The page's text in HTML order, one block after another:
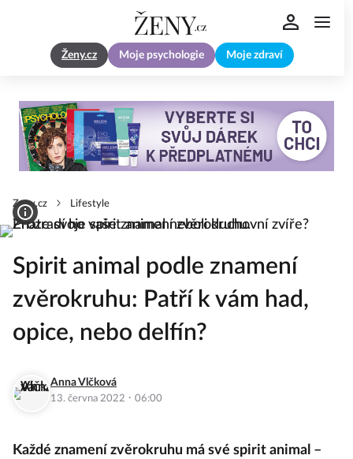
Ženy.cz Moje psychologie Moje zdraví
Zeny.cz Lifestyle
Spirit animal podle znamení
zvěrokruhu: Patří k vám had,
opice, nebo delfín?
Anna Vlčková
13. června 2022 · 06:00
Každé znamení zvěrokruhu má své spirit animal –